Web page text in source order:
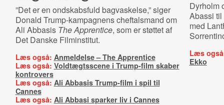
”Det er en ondskabsfuld bagvaskelse,” siger
Donald Trump-kampagnens cheftalsmand om
Ali Abbasis The Apprentice, som er støttet af
Det Danske Filminstitut.
Læs også: Anmeldelse – The Apprentice
Læs også: Voldtægtsscene i Trump-film skaber
kontrovers
Læs også: Ali Abbasis Trump-film i spil til
Cannes
Læs også: Ali Abbasi sparker liv i Cannes
Dyrholm
Abassi
med
Læs
Ekko